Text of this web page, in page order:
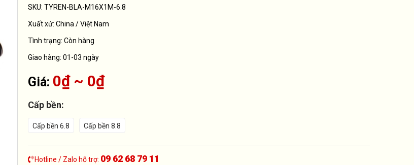
SKU: TYREN-BLA-M16X1M-6.8
Xuất xứ: China / Việt Nam
Tình trạng: Còn hàng
Giao hàng: 01-03 ngày
Giá: 0₫ ~ 0₫
Cấp bền:
Cấp bền 6.8 Cấp bền 8.8
Hotline / Zalo hỗ trợ: 09 62 68 79 11